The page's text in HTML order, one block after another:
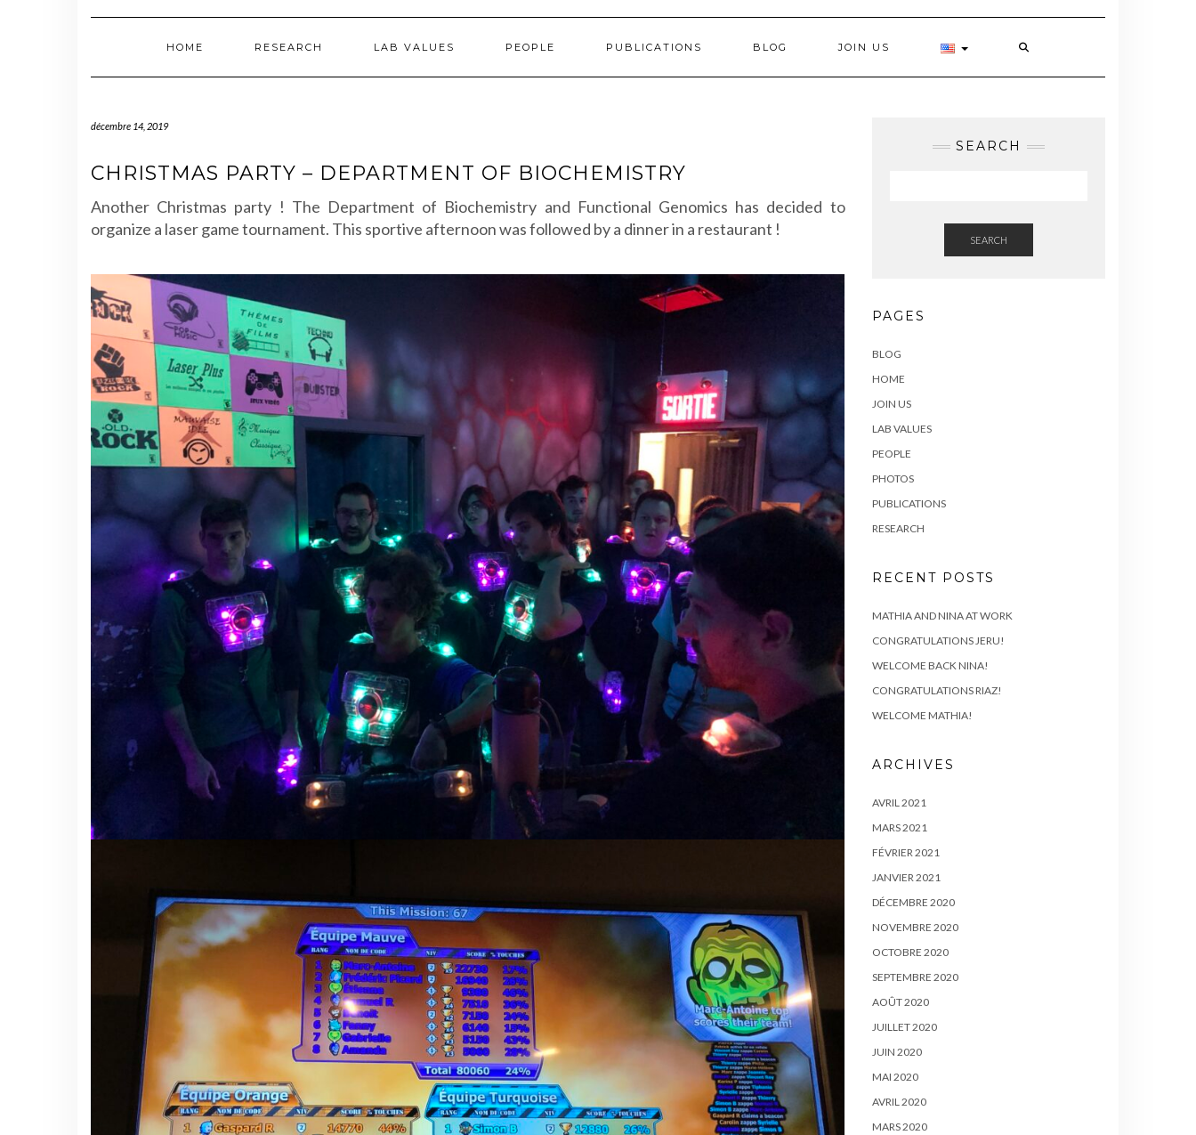
HOME RESEARCH LAB VALUES PEOPLE PUBLICATIONS BLOG JOIN US
décembre 14, 2019
CHRISTMAS PARTY – DEPARTMENT OF BIOCHEMISTRY
Another Christmas party ! The Department of Biochemistry and Functional Genomics has decided to
organize a laser game tournament. This sportive afternoon was followed by a dinner in a restaurant !
SEARCH
SEARCH
PAGES
BLOG
HOME
JOIN US
LAB VALUES
PEOPLE
PHOTOS
PUBLICATIONS
RESEARCH
RECENT POSTS
MATHIA AND NINA AT WORK
CONGRATULATIONS JERU!
WELCOME BACK NINA!
CONGRATULATIONS RIAZ!
WELCOME MATHIA!
ARCHIVES
AVRIL 2021
MARS 2021
FÉVRIER 2021
JANVIER 2021
DÉCEMBRE 2020
NOVEMBRE 2020
OCTOBRE 2020
SEPTEMBRE 2020
AOÛT 2020
JUILLET 2020
JUIN 2020
MAI 2020
AVRIL 2020
MARS 2020